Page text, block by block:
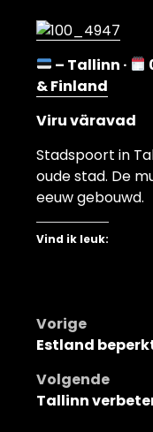
– Tallinn ·
& Finland
Viru väravad
Stadspoort in
oude stad. De
eeuw gebouwd.
Vind ik leuk:
Bericht
navigatie
Vorige
Estland
Volgende
Tallinn